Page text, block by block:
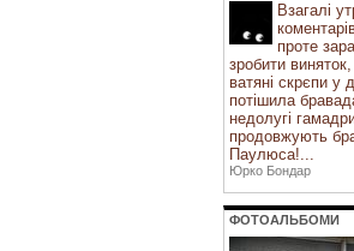
Взагалі
проте
зробити
ватяні скрєпи у
потішила
недолугі
продовжують
Паулюса!...
Юрко Бондар
ФОТОАЛЬБОМИ